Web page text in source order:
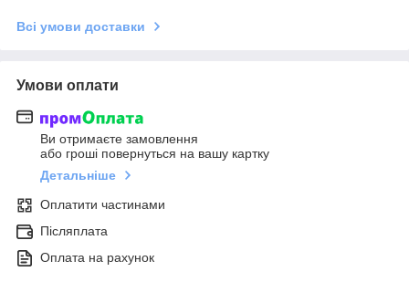
Всі умови доставки
Умови оплати
Ви отримаєте замовлення
або гроші повернуться на вашу картку
Детальніше
Оплатити частинами
Післяплата
Оплата на рахунок